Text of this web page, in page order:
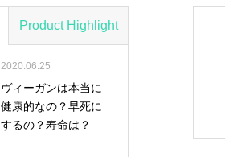
Product Highlight
2020.06.25
ヴィーガンは本当に
健康的なの？早死に
するの？寿命は？